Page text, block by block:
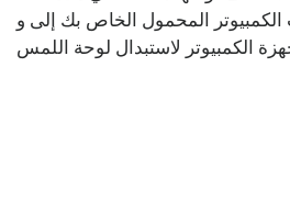
المحمول الخاص بك إلى و